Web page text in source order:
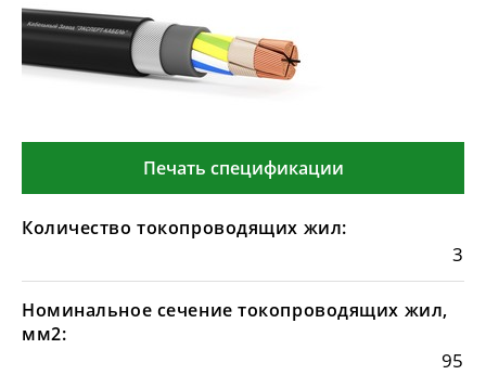
Печать спецификации
Количество токопроводящих жил:
3
Номинальное сечение токопроводящих жил,
мм2:
95